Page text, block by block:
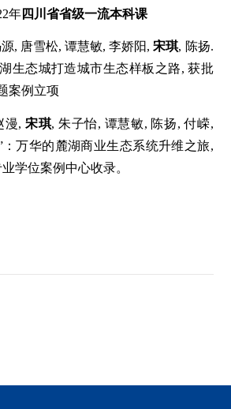
年四川省省级一流本科课
, 唐雪松, 谭慧敏, 李娇阳,宋琪, 陈扬.
生态城打造城市生态样板之路, 获批
案例立项
漫,宋琪, 朱子怡, 谭慧敏, 陈扬, 付嵘,
：万华的麓湖商业生态系统升维之旅,
学位案例中心收录。